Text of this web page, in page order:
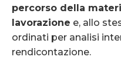
percorso della
lavorazione e, allo
ordinati per analisi
rendicontazione.